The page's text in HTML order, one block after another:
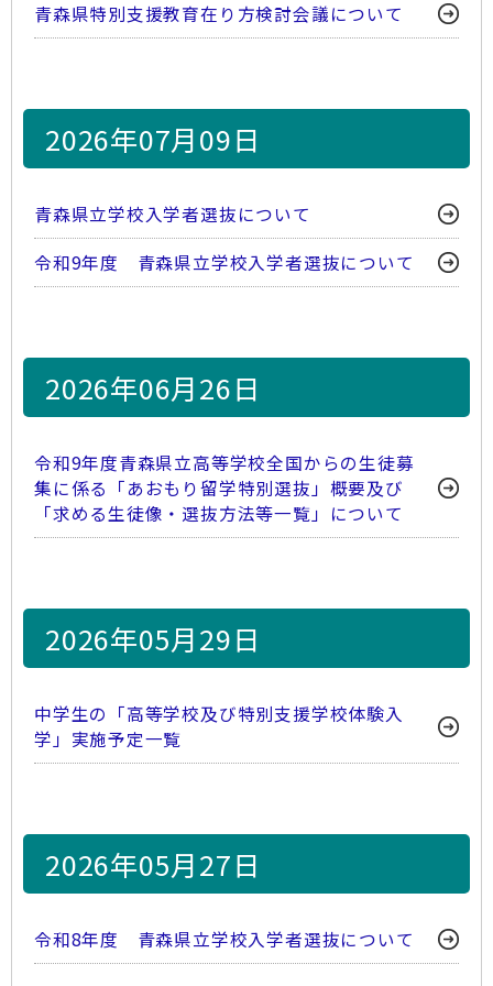
青森県特別支援教育在り方検討会議について
2026年07月09日
青森県立学校入学者選抜について
令和9年度 青森県立学校入学者選抜について
2026年06月26日
令和9年度青森県立高等学校全国からの生徒募
集に係る「あおもり留学特別選抜」概要及び
「求める生徒像・選抜方法等一覧」について
2026年05月29日
中学生の「高等学校及び特別支援学校体験入
学」実施予定一覧
2026年05月27日
令和8年度 青森県立学校入学者選抜について